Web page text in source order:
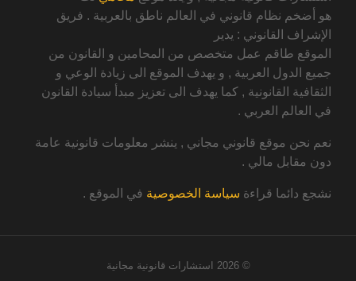
هو أضخم نظام قانوني في العالم ناطق بالعربية . فريق
الإشراف القانوني : يدير
الموقع طاقم عمل متخصص من المحامين و القانون من
جميع الدول العربية , و يهدف الموقع الى زيادة الوعي و
الثقافية القانونية , كما يهدف الى تعزيز مبدأ سيادة القانون
في العالم العربي .
نعم نحن موقع قانوني مجاني , ينشر معلومات قانونية عامة
دون مقابل مالي .
نشجع دائما قراءة سياسة الخصوصية في الموقع .
© 2026 استشارات قانونية مجانية